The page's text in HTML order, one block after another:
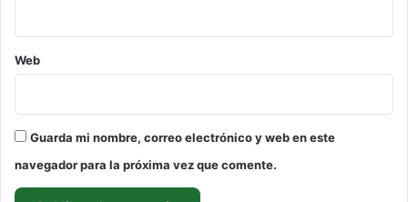
Web
Guarda mi nombre, correo electrónico y web en este
navegador para la próxima vez que comente.